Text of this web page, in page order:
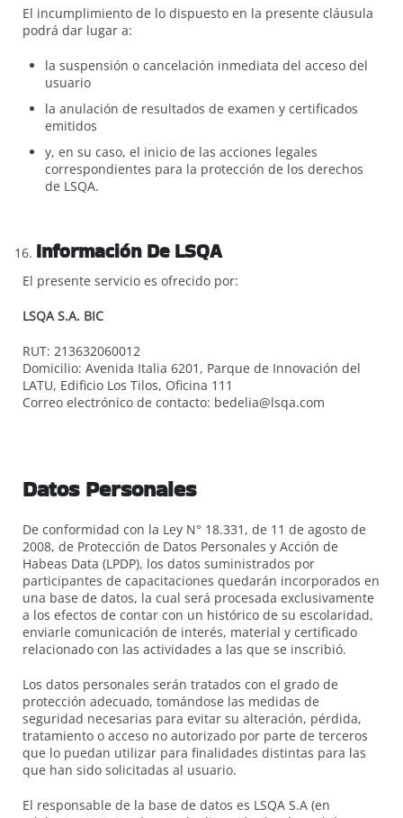
El incumplimiento de lo dispuesto en la presente cláusula
podrá dar lugar a:
la suspensión o cancelación inmediata del acceso del
usuario
la anulación de resultados de examen y certificados
emitidos
y, en su caso, el inicio de las acciones legales
correspondientes para la protección de los derechos
de LSQA.
Información De LSQA
El presente servicio es ofrecido por:
LSQA S.A. BIC
RUT: 213632060012
Domicilio: Avenida Italia 6201, Parque de Innovación del
LATU, Edificio Los Tilos, Oficina 111
Correo electrónico de contacto: bedelia@lsqa.com
Datos Personales
De conformidad con la Ley N° 18.331, de 11 de agosto de
2008, de Protección de Datos Personales y Acción de
Habeas Data (LPDP), los datos suministrados por
participantes de capacitaciones quedarán incorporados en
una base de datos, la cual será procesada exclusivamente
a los efectos de contar con un histórico de su escolaridad,
enviarle comunicación de interés, material y certificado
relacionado con las actividades a las que se inscribió.
Los datos personales serán tratados con el grado de
protección adecuado, tomándose las medidas de
seguridad necesarias para evitar su alteración, pérdida,
tratamiento o acceso no autorizado por parte de terceros
que lo puedan utilizar para finalidades distintas para las
que han sido solicitadas al usuario.
El responsable de la base de datos es LSQA S.A (en